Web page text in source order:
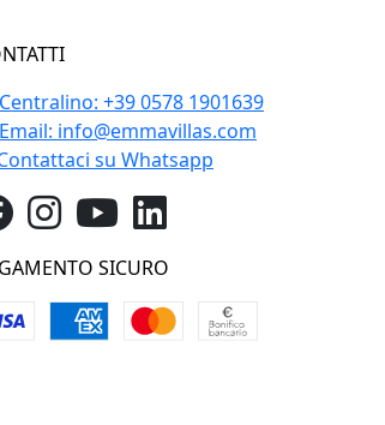
Centralino: +39 0578 1901639
Email: info@emmavillas.com
su Whatsapp
SICURO